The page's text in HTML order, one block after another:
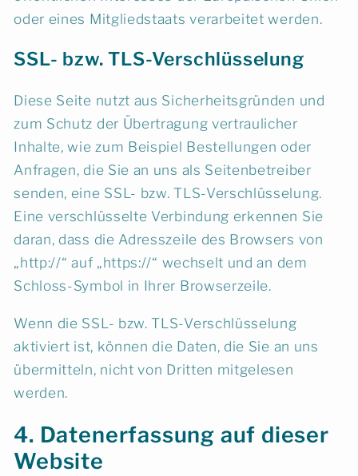
oder eines Mitgliedstaats verarbeitet werden.
SSL- bzw. TLS-Verschlüsselung
Diese Seite nutzt aus Sicherheitsgründen und
zum Schutz der Übertragung vertraulicher
Inhalte, wie zum Beispiel Bestellungen oder
Anfragen, die Sie an uns als Seitenbetreiber
senden, eine SSL- bzw. TLS-Verschlüsselung.
Eine verschlüsselte Verbindung erkennen Sie
daran, dass die Adresszeile des Browsers von
„http://“ auf „https://“ wechselt und an dem
Schloss-Symbol in Ihrer Browserzeile.
Wenn die SSL- bzw. TLS-Verschlüsselung
aktiviert ist, können die Daten, die Sie an uns
übermitteln, nicht von Dritten mitgelesen
werden.
4. Datenerfassung auf dieser
Website